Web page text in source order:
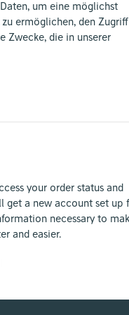
um eine möglichst
ermöglichen, den Zugriff
Zwecke, die in unserer
your order status and
get a new account set up
necessary to
and easier.